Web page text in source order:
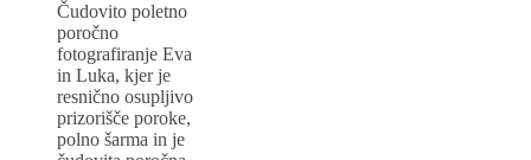
Čudovito poletno
poročno
fotografiranje Eva
in Luka, kjer je
resnično osupljivo
prizorišče poroke,
polno šarma in je